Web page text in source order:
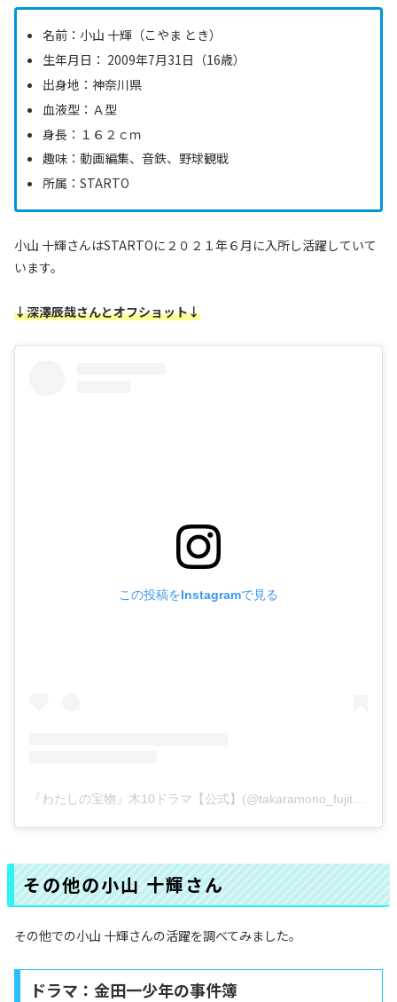
名前：小山 十輝（こやま とき）
生年月日： 2009年7月31日（16歳）
出身地：神奈川県
血液型：Ａ型
身長：１６２ｃｍ
趣味：動画編集、音鉄、野球観戦
所属：STARTO
小山 十輝さんはSTARTOに２０２１年６月に入所し活躍していて
います。
↓深澤辰哉さんとオフショット↓
この投稿をInstagramで見る
その他の小山 十輝さん
その他での小山 十輝さんの活躍を調べてみました。
ドラマ：金田一少年の事件簿